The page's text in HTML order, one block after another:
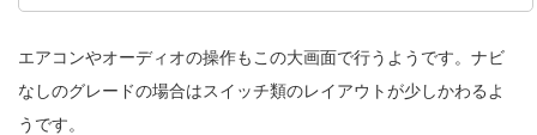
エアコンやオーディオの操作もこの大画面で行うようです。ナビ
なしのグレードの場合はスイッチ類のレイアウトが少しかわるよ
うです。